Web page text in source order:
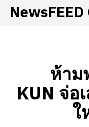
ห้าม
KUN จ่
ใ